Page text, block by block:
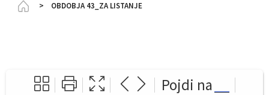
HomepageOBDOBJA 43_ZA LISTANJE
Pojdi na